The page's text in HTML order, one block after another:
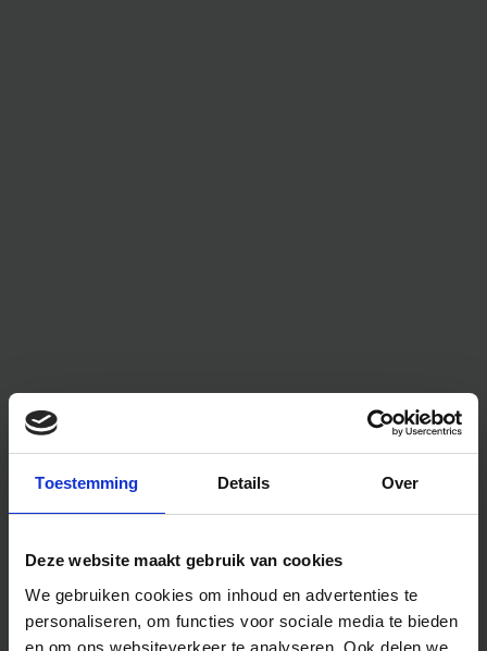
Toestemming Details Over
Deze website maakt gebruik van cookies
We gebruiken cookies om inhoud en advertenties te
personaliseren, om functies voor sociale media te bieden
en om ons websiteverkeer te analyseren. Ook delen we